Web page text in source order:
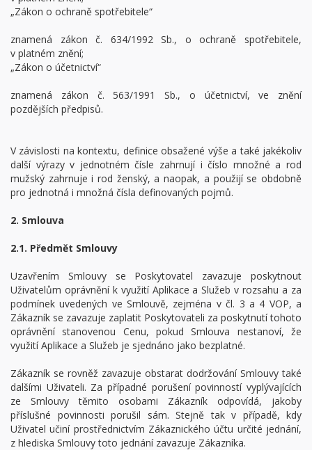
„Zákon o ochraně spotřebitele“
znamená zákon č. 634/1992 Sb., o ochraně spotřebitele,
v platném znění;
„Zákon o účetnictví“
znamená zákon č. 563/1991 Sb., o účetnictví, ve znění
pozdějších předpisů.
V závislosti na kontextu, definice obsažené výše a také jakékoliv
další výrazy v jednotném čísle zahrnují i číslo množné a rod
mužský zahrnuje i rod ženský, a naopak, a použijí se obdobně
pro jednotná i množná čísla definovaných pojmů.
2. Smlouva
2.1. Předmět Smlouvy
Uzavřením Smlouvy se Poskytovatel zavazuje poskytnout
Uživatelům oprávnění k využití Aplikace a Služeb v rozsahu a za
podmínek uvedených ve Smlouvě, zejména v čl. 3 a 4 VOP, a
Zákazník se zavazuje zaplatit Poskytovateli za poskytnutí tohoto
oprávnění stanovenou Cenu, pokud Smlouva nestanoví, že
využití Aplikace a Služeb je sjednáno jako bezplatné.
Zákazník se rovněž zavazuje obstarat dodržování Smlouvy také
dalšími Uživateli. Za případné porušení povinností vyplývajících
ze Smlouvy těmito osobami Zákazník odpovídá, jakoby
příslušné povinnosti porušil sám. Stejně tak v případě, kdy
Uživatel učiní prostřednictvím Zákaznického účtu určité jednání,
z hlediska Smlouvy toto jednání zavazuje Zákazníka.